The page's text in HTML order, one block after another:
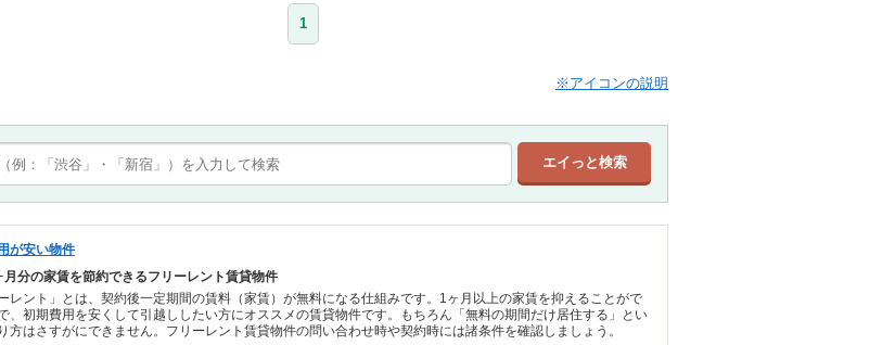
1
※アイコンの説明
が安い物件
月分の家賃を節約できるフリーレント賃貸物件
ーレント」とは、契約後一定期間の賃料（家賃）が無料になる仕組みです。1ヶ月以上の家賃を抑えることがで
、初期費用を安くして引越ししたい方にオススメの賃貸物件です。もちろん「無料の期間だけ居住する」とい
方はさすがにできません。フリーレント賃貸物件の問い合わせ時や契約時には諸条件を確認しましょう。